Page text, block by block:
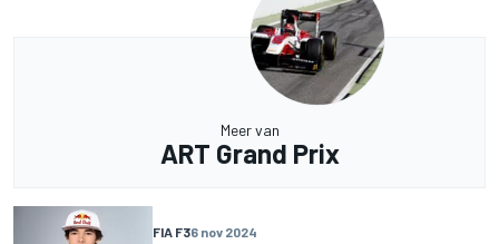
Meer van
ART Grand Prix
FIA F36 nov 2024